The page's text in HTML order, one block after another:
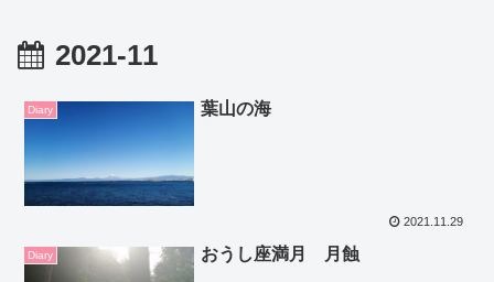
2021-11
Diary 葉山の海
2021.11.29
Diary おうし座満月 月蝕